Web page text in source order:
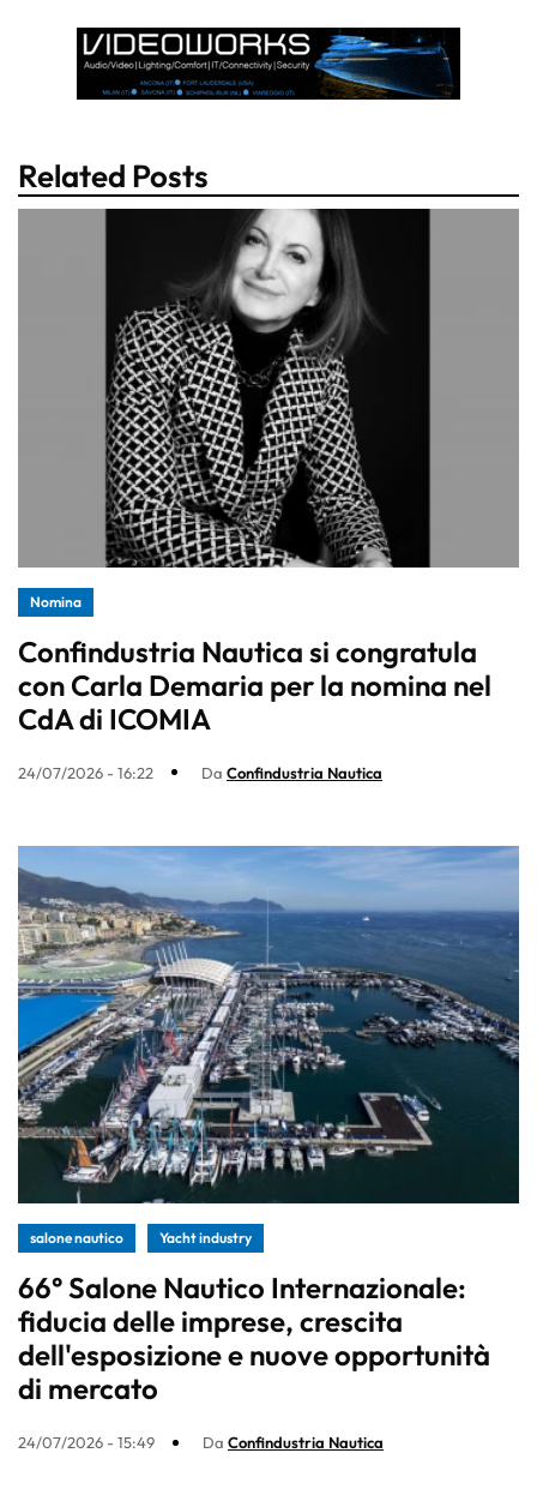
Related Posts
Nomina
Confindustria Nautica si congratula
con Carla Demaria per la nomina nel
CdA di ICOMIA
24/07/2026 - 16:22 Da Confindustria Nautica
salone nautico Yacht industry
66° Salone Nautico Internazionale:
fiducia delle imprese, crescita
dell'esposizione e nuove opportunità
di mercato
24/07/2026 - 15:49 Da Confindustria Nautica